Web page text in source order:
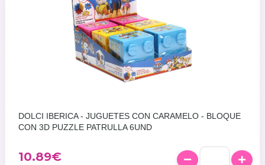
DOLCI IBERICA - JUGUETES CON CARAMELO - BLOQUE
CON 3D PUZZLE PATRULLA 6UND
10.89€